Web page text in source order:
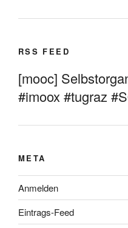
RSS FEED
[mooc]
#imoox #tugraz
META
Anmelden
Eintrags-Feed